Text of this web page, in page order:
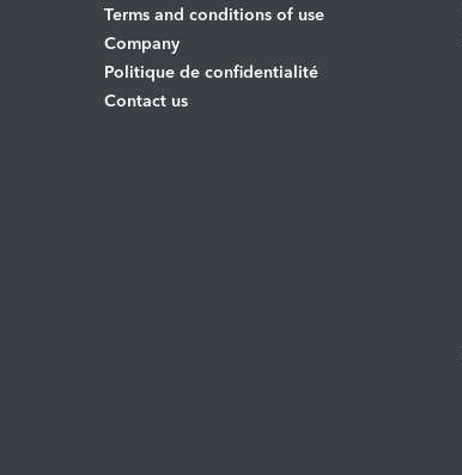
Terms and conditions of use
Company
Politique de confidentialité
Contact us